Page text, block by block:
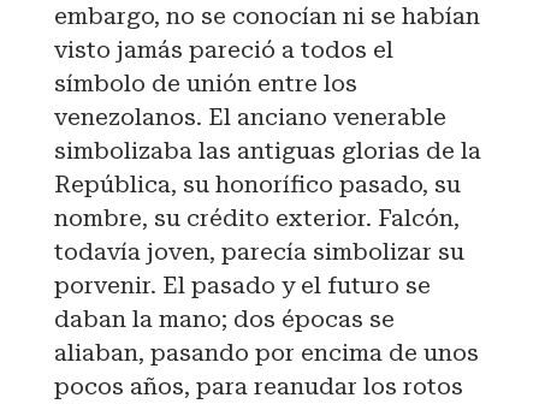
embargo, no se conocían ni se habían
visto jamás pareció a todos el
símbolo de unión entre los
venezolanos. El anciano venerable
simbolizaba las antiguas glorias de la
República, su honorífico pasado, su
nombre, su crédito exterior. Falcón,
todavía joven, parecía simbolizar su
porvenir. El pasado y el futuro se
daban la mano; dos épocas se
aliaban, pasando por encima de unos
pocos años, para reanudar los rotos